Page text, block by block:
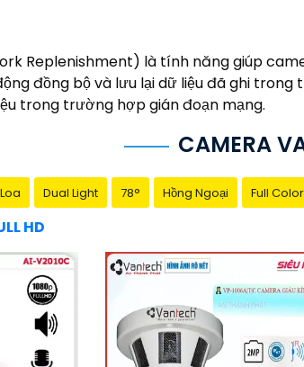
HD- Chất lượng hình ảnh: Sắc nét,
khi phát hiện chuyển động
camera 2.0MP FULL HD sẽ là sự lựa
tại các cửa hàng điện tử hoặc trên các
Replenishment) là tính năng giúp
đồng bộ và lưu lại dữ liệu đã ghi
trong trường hợp gián đoạn mạng.
CAMERA
Dual Light 78° Hồng Ngoại Full Color
HD